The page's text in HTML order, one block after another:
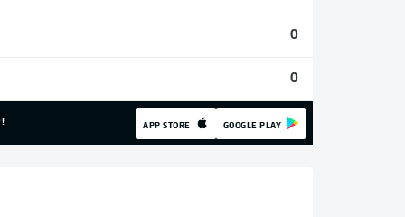
0
0
APP STORE GOOGLE PLAY